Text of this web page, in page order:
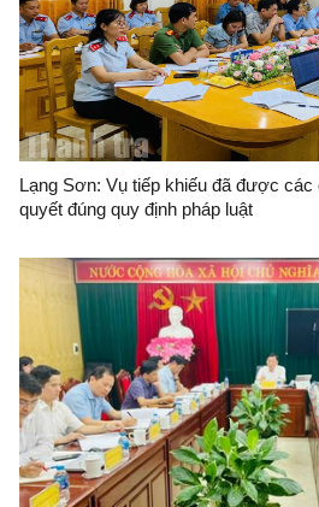
Lạng Sơn: Vụ tiếp khiếu đã được
quyết đúng quy định pháp luật